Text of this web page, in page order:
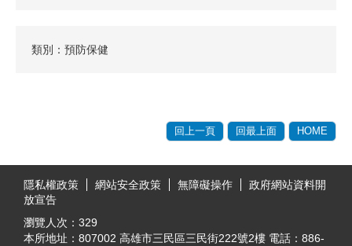
類別：預防保健
回上一頁 回最上面 HOME
隱私權政策
網站安全政策 無障礙操作
政府網站資料開
放宣告
瀏覽人次： 329
本所地址：807002 高雄市三民區三民街222號2樓 電話：886-